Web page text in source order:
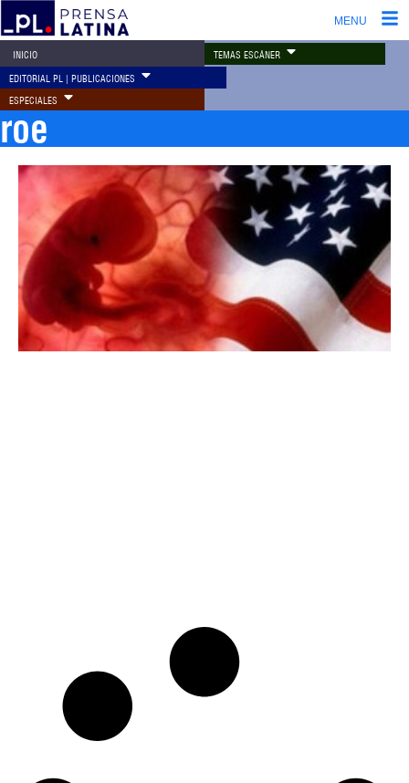
MENU
INICIO TEMAS ESCÁNER
EDITORIAL PL | PUBLICACIONES
ESPECIALES
roe